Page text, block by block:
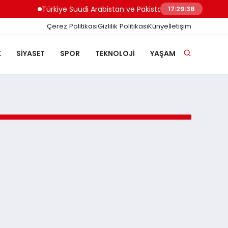
Türkiye Suudi Arabistan ve Pakistan Arasında
17:29:38
Çerez PolitikasıGizlilik PolitikasıKünyeİletişim
SIYASET SPOR TEKNOLOJI YAŞAM